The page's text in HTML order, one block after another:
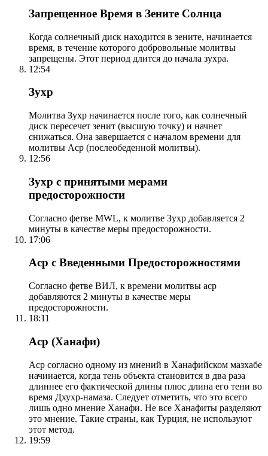
Запрещенное Время в Зените Солнца
Когда солнечный диск находится в зените, начинается
время, в течение которого добровольные молитвы
запрещены. Этот период длится до начала зухра.
12:54
Зухр
Молитва Зухр начинается после того, как солнечный
диск пересечет зенит (высшую точку) и начнет
снижаться. Она завершается с началом времени для
молитвы Аср (послеобеденной молитвы).
12:56
Зухр с принятыми мерами
предосторожности
Согласно фетве MWL, к молитве Зухр добавляется 2
минуты в качестве меры предосторожности.
17:06
Аср с Введенными Предосторожностями
Согласно фетве ВИЛ, к времени молитвы аср
добавляются 2 минуты в качестве меры
предосторожности.
18:11
Аср (Ханафи)
Аср согласно одному из мнений в Ханафийском мазхабе
начинается, когда тень объекта становится в два раза
длиннее его фактической длины плюс длина его тени во
время Дхухр-намаза. Следует отметить, что это всего
лишь одно мнение Ханафи. Не все Ханафиты разделяют
это мнение. Такие страны, как Турция, не используют
этот метод.
19:59